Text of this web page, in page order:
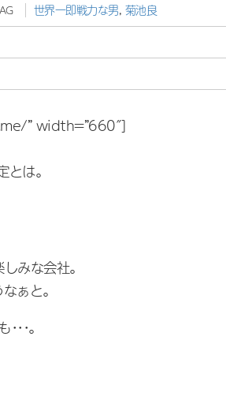
世界一即戦力な男, 菊池良
” width=”660″]
は。
みな会社。
ぁと。
・。